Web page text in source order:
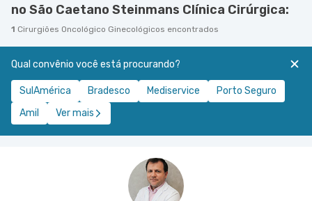
no São Caetano Steinmans Clínica Cirúrgica:
1 Cirurgiões Oncológico Ginecológicos encontrados
Qual convênio você está procurando?
SulAmérica Bradesco Mediservice
Porto Seguro
Amil
Ver mais